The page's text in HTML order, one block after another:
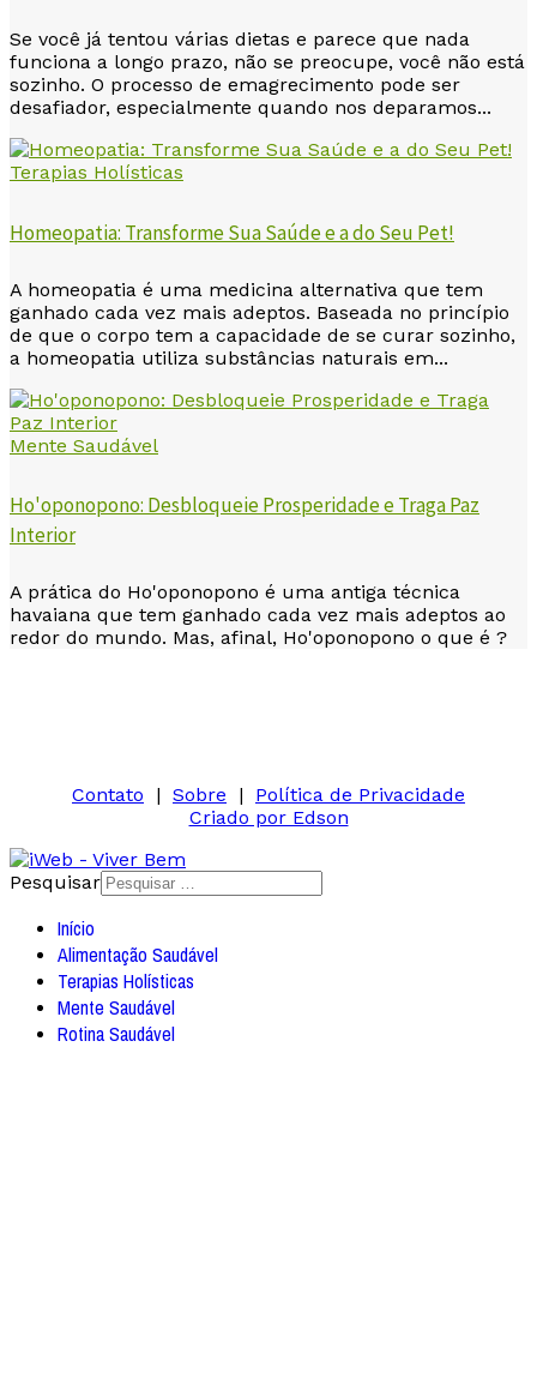
Se você já tentou várias dietas e parece que nada
funciona a longo prazo, não se preocupe, você não está
sozinho. O processo de emagrecimento pode ser
desafiador, especialmente quando nos deparamos...
Terapias Holísticas
Homeopatia: Transforme Sua Saúde e a do Seu Pet!
A homeopatia é uma medicina alternativa que tem
ganhado cada vez mais adeptos. Baseada no princípio
de que o corpo tem a capacidade de se curar sozinho,
a homeopatia utiliza substâncias naturais em...
Mente Saudável
Ho'oponopono: Desbloqueie Prosperidade e Traga Paz
Interior
A prática do Ho'oponopono é uma antiga técnica
havaiana que tem ganhado cada vez mais adeptos ao
redor do mundo. Mas, afinal, Ho'oponopono o que é ?
Contato | Sobre | Política de Privacidade
Criado por Edson
Pesquisar
Início
Alimentação Saudável
Terapias Holísticas
Mente Saudável
Rotina Saudável